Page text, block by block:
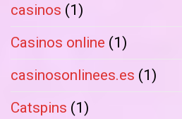
casinos (1)
Casinos online (1)
casinosonlinees.es (1)
Catspins (1)